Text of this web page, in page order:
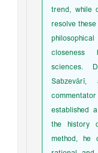
trend,
resolve
closeness
sciences.
established
the
method,